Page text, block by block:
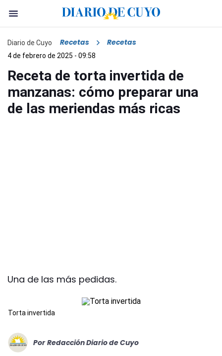
Diario de Cuyo Recetas Recetas
4 de febrero de 2025 - 09:58
Receta de torta invertida de
manzanas: cómo preparar una
de las meriendas más ricas
Una de las más pedidas.
Torta invertida
Por Redacción Diario de Cuyo